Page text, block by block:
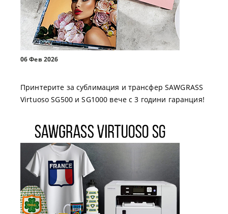
06 Фев 2026
Принтерите за сублимация и трансфер SAWGRASS
Virtuoso SG500 и SG1000 вече с 3 години гаранция!